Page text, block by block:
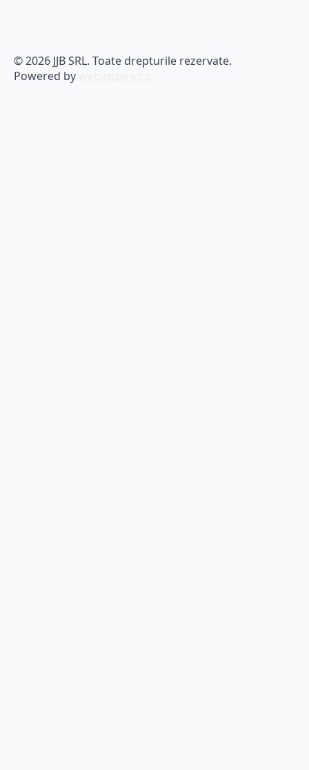
© 2026 JJB SRL. Toate drepturile rezervate.
Powered by